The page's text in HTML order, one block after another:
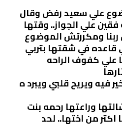
علي سعيد رفض وقال
فقين علي الجواز.. وقتها
ومكررتش الموضوع
قاعده في شقتها بتربي
علي كفوف الراحه
فيه ويريح قلبي ويبرد ه
وراعتها رحمه بنت
من اختها.. لحد